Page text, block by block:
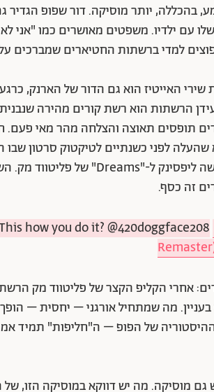
בהכללה, יותר מוסיקה. דור שפופ הגדיר
עם ילדיו. משפטים מאושרים כמו "אני
למדי ברשתות החטיארים שמברכים
האייטיז הוא גם הדור של הארנק,
הרשתות הוא רשת קורים מהירה
תופסים תאוצה והצלחה מהר מאי פעם.
לפני כשנתיים לטיקטוק סרטון שבו
how you do it? @420doggface208
אחרי הקליפ הקצר של פליטווד מק
מה שמתחיל אורגני – יחסית –
של הפופ – ה"חליפות" תמיד
גם מוסיקה. מה יש דווקא במוסיקה הזו,